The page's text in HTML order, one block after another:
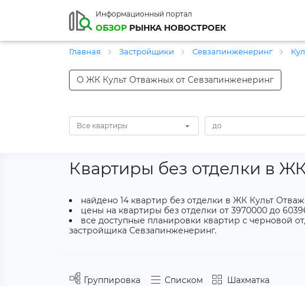
Информационный портал
ОБЗОР РЫНКА НОВОСТРОЕК
Главная Застройщики Севзапинженеринг
О ЖК Культ Отважных от Севзапинженеринг
Все квартиры
Квартиры без отделки в
найдено 14 квартир без отделки в ЖК Культ
цены на квартиры без отделки от 3970000 до
все доступные планировки квартир с черновой
застройщика Севзапинженеринг.
Группировка Списком Шахматка